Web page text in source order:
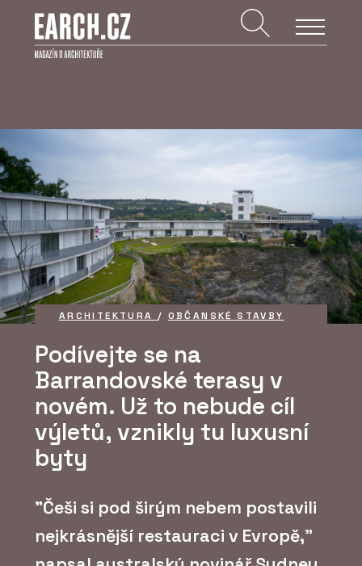
ARCHITEKTURA / OBČANSKÉ STAVBY
Podívejte se na
Barrandovské terasy v
novém. Už to nebude cíl
výletů, vznikly tu luxusní
byty
"Češi si pod širým nebem postavili
nejkrásnější restauraci v Evropě,"